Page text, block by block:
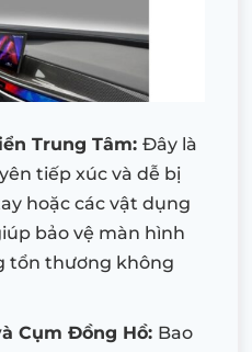
Trung Tâm: Đây là
tiếp xúc và dễ bị
hoặc các vật dụng
bảo vệ màn hình
tổn thương không
Cụm Đồng Hồ: Bao